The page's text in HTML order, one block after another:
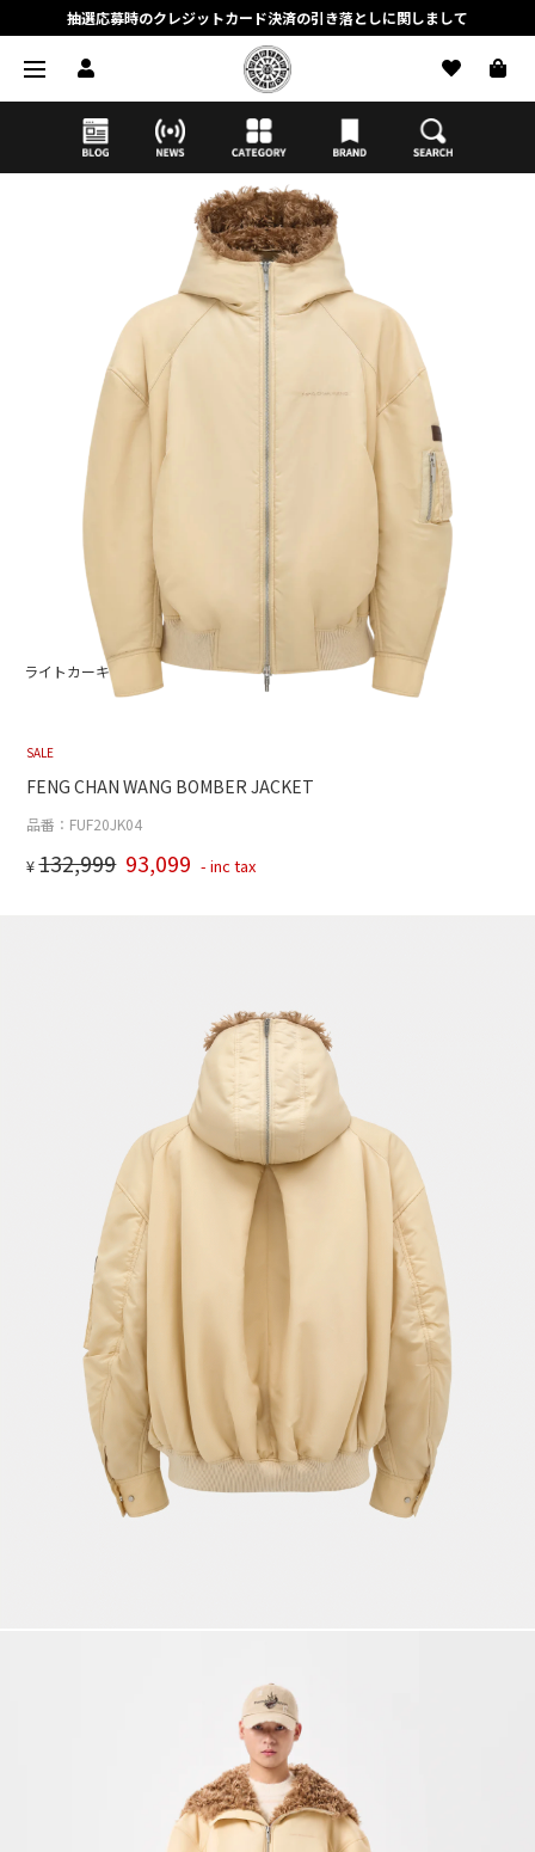
抽選応募時のクレジットカード決済の引き落としに関しまして
【応募前に必ずお読みください】抽選応募に関する注意事項
MORTAR ONLINE STOREの会員に関しまして
ライトカーキ
SALE
FENG CHAN WANG BOMBER JACKET
品番：FUF20JK04
¥132,999 93,099 - inc tax